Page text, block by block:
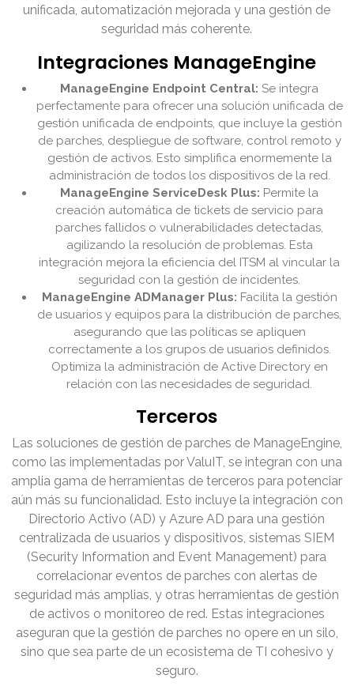
unificada, automatización mejorada y una gestión de
seguridad más coherente.
Integraciones ManageEngine
ManageEngine Endpoint Central: Se integra
perfectamente para ofrecer una solución unificada de
gestión unificada de endpoints, que incluye la gestión
de parches, despliegue de software, control remoto y
gestión de activos. Esto simplifica enormemente la
administración de todos los dispositivos de la red.
ManageEngine ServiceDesk Plus: Permite la
creación automática de tickets de servicio para
parches fallidos o vulnerabilidades detectadas,
agilizando la resolución de problemas. Esta
integración mejora la eficiencia del ITSM al vincular la
seguridad con la gestión de incidentes.
ManageEngine ADManager Plus: Facilita la gestión
de usuarios y equipos para la distribución de parches,
asegurando que las políticas se apliquen
correctamente a los grupos de usuarios definidos.
Optimiza la administración de Active Directory en
relación con las necesidades de seguridad.
Terceros
Las soluciones de gestión de parches de ManageEngine,
como las implementadas por ValuIT, se integran con una
amplia gama de herramientas de terceros para potenciar
aún más su funcionalidad. Esto incluye la integración con
Directorio Activo (AD) y Azure AD para una gestión
centralizada de usuarios y dispositivos, sistemas SIEM
(Security Information and Event Management) para
correlacionar eventos de parches con alertas de
seguridad más amplias, y otras herramientas de gestión
de activos o monitoreo de red. Estas integraciones
aseguran que la gestión de parches no opere en un silo,
sino que sea parte de un ecosistema de TI cohesivo y
seguro.